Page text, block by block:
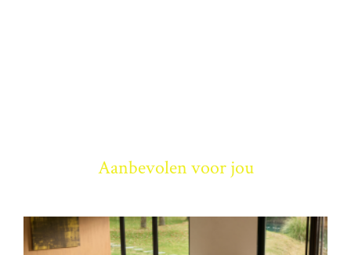
Aanbevolen voor jou